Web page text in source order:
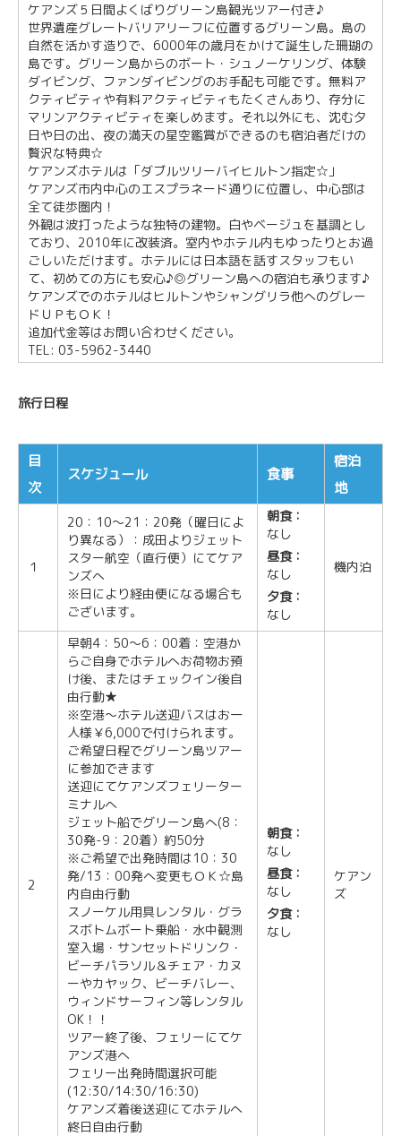
ケアンズ５日間よくばりグリーン島観光ツアー付き♪
世界遺産グレートバリアリーフに位置するグリーン島。島の
自然を活かす造りで、6000年の歳月をかけて誕生した珊瑚の
島です。グリーン島からのボート・シュノーケリング、体験
ダイビング、ファンダイビングのお手配も可能です。無料ア
クティビティや有料アクティビティもたくさんあり、存分に
マリンアクティビティを楽しめます。それ以外にも、沈む夕
日や日の出、夜の満天の星空鑑賞ができるのも宿泊者だけの
贅沢な特典☆
ケアンズホテルは「ダブルツリーバイヒルトン指定☆」
ケアンズ市内中心のエスプラネード通りに位置し、中心部は
全て徒歩圏内！
外観は波打ったような独特の建物。白やベージュを基調とし
ており、2010年に改装済。室内やホテル内もゆったりとお過
ごしいただけます。ホテルには日本語を話すスタッフもい
て、初めての方にも安心♪◎グリーン島への宿泊も承ります♪
ケアンズでのホテルはヒルトンやシャングリラ他へのグレー
ドＵＰもＯＫ！
追加代金等はお問い合わせください。
TEL: 03-5962-3440
旅行日程
目
次
スケジュール 食事
宿泊
地
１
20：10～21：20発（曜日によ
り異なる）：成田よりジェット
スター航空（直行便）にてケア
ンズへ
※日により経由便になる場合も
ございます。
朝食：
なし
昼食：
なし
夕食：
なし
機内泊
2
早朝4：50～6：00着：空港か
らご自身でホテルへお荷物お預
け後、またはチェックイン後自
由行動★
※空港～ホテル送迎バスはお一
人様￥6,000で付けられます。
ご希望日程でグリーン島ツアー
に参加できます
送迎にてケアンズフェリーター
ミナルへ
ジェット船でグリーン島へ(8：
30発-9：20着）約50分
※ご希望で出発時間は10：30
発/13：00発へ変更もＯＫ☆島
内自由行動
スノーケル用具レンタル・グラ
スボトムボート乗船・水中観測
室入場・サンセットドリンク・
ビーチパラソル＆チェア・カヌ
ーやカヤック、ビーチバレー、
ウィンドサーフィン等レンタル
OK！！
ツアー終了後、フェリーにてケ
アンズ港へ
フェリー出発時間選択可能
(12:30/14:30/16:30)
ケアンズ着後送迎にてホテルへ
終日自由行動
朝食：
なし
昼食：
なし
夕食：
なし
ケアン
ズ